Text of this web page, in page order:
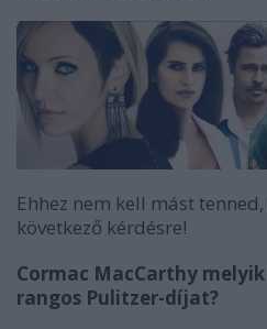
Ehhez nem kell mást
következő kérdésre!
Cormac MacCarthy
rangos Pulitzer-díjat?